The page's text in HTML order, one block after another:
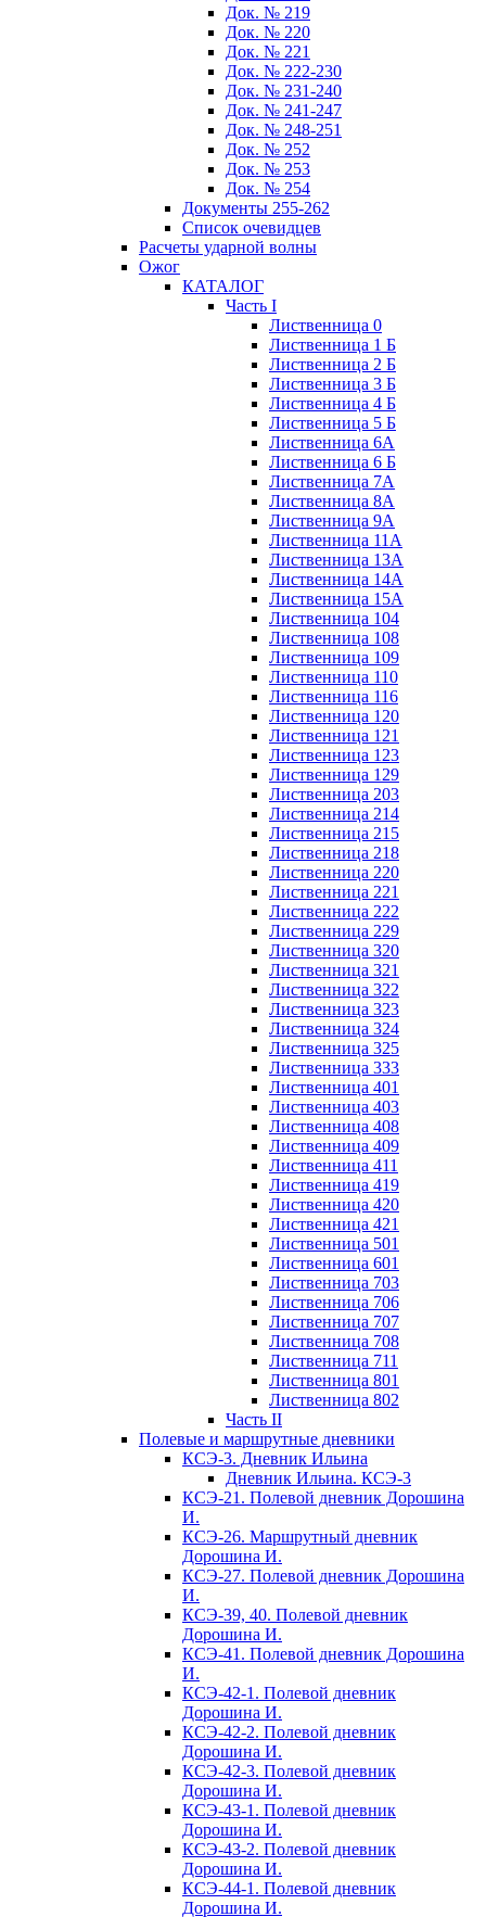
Док. № 219
Док. № 220
Док. № 221
Док. № 222-230
Док. № 231-240
Док. № 241-247
Док. № 248-251
Док. № 252
Док. № 253
Док. № 254
Документы 255-262
Список очевидцев
Расчеты ударной волны
Ожог
КАТАЛОГ
Часть I
Лиственница 0
Лиственница 1 Б
Лиственница 2 Б
Лиственница 3 Б
Лиственница 4 Б
Лиственница 5 Б
Лиственница 6А
Лиственница 6 Б
Лиственница 7А
Лиственница 8А
Лиственница 9А
Лиственница 11А
Лиственница 13А
Лиственница 14А
Лиственница 15А
Лиственница 104
Лиственница 108
Лиственница 109
Лиственница 110
Лиственница 116
Лиственница 120
Лиственница 121
Лиственница 123
Лиственница 129
Лиственница 203
Лиственница 214
Лиственница 215
Лиственница 218
Лиственница 220
Лиственница 221
Лиственница 222
Лиственница 229
Лиственница 320
Лиственница 321
Лиственница 322
Лиственница 323
Лиственница 324
Лиственница 325
Лиственница 333
Лиственница 401
Лиственница 403
Лиственница 408
Лиственница 409
Лиственница 411
Лиственница 419
Лиственница 420
Лиственница 421
Лиственница 501
Лиственница 601
Лиственница 703
Лиственница 706
Лиственница 707
Лиственница 708
Лиственница 711
Лиственница 801
Лиственница 802
Часть II
Полевые и маршрутные дневники
КСЭ-3. Дневник Ильина
Дневник Ильина. КСЭ-3
КСЭ-21. Полевой дневник Дорошина
И.
КСЭ-26. Маршрутный дневник
Дорошина И.
КСЭ-27. Полевой дневник Дорошина
И.
КСЭ-39, 40. Полевой дневник
Дорошина И.
КСЭ-41. Полевой дневник Дорошина
И.
КСЭ-42-1. Полевой дневник
Дорошина И.
КСЭ-42-2. Полевой дневник
Дорошина И.
КСЭ-42-3. Полевой дневник
Дорошина И.
КСЭ-43-1. Полевой дневник
Дорошина И.
КСЭ-43-2. Полевой дневник
Дорошина И.
КСЭ-44-1. Полевой дневник
Дорошина И.